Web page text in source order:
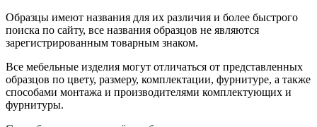
Образцы имеют названия для их различия и более быстрого
поиска по сайту, все названия образцов не являются
зарегистрированным товарным знаком.
Все мебельные изделия могут отличаться от представленных
образцов по цвету, размеру, комплектации, фурнитуре, а также
способами монтажа и производителями комплектующих и
фурнитуры.